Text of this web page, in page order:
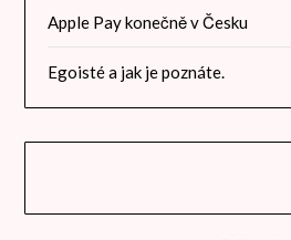
Apple Pay konečně v Česku
Egoisté a jak je poznáte.